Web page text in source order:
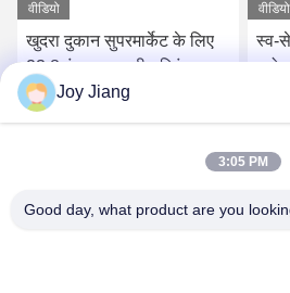
वीडियो
खुदरा दुकान सुपरमार्केट के लिए
23.8 इंच टच स्क्रीन प्रिंटर
स्कैनर के साथ स्वयं चेकआउट
कियोस्कसर्वोत्तम मूल्य प्राप्त करें
वीडियो
स्व-
Joy Jiang
3:05 PM
Good day, what product are you